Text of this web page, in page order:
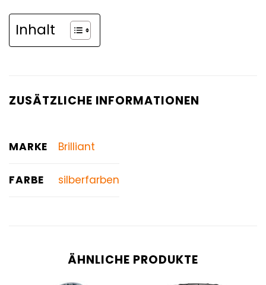
Inhalt
ZUSÄTZLICHE INFORMATIONEN
MARKE Brilliant
FARBE silberfarben
ÄHNLICHE PRODUKTE